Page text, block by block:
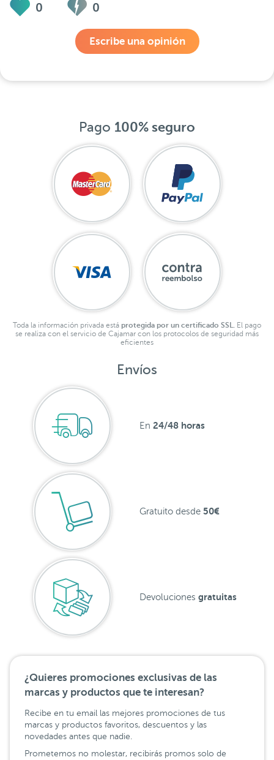
0 0
Escribe una opinión
Pago 100% seguro
Toda la información privada está protegida por un certificado SSL. El pago
se realiza con el servicio de Cajamar con los protocolos de seguridad más
eficientes
Envíos
En 24/48 horas
Gratuito desde 50€
Devoluciones gratuitas
¿Quieres promociones exclusivas de las
marcas y productos que te interesan?
Recibe en tu email las mejores promociones de tus
marcas y productos favoritos, descuentos y las
novedades antes que nadie.
Prometemos no molestar, recibirás promos solo de